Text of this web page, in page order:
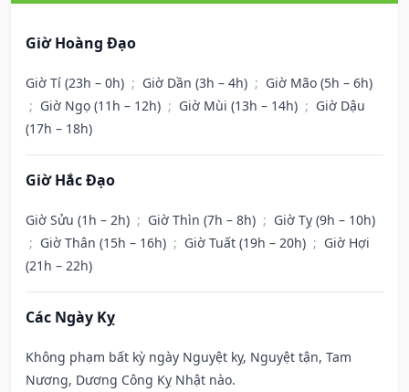
Giờ Hoàng Đạo
Giờ Tí (23h – 0h) ; Giờ Dần (3h – 4h) ; Giờ Mão (5h – 6h)
; Giờ Ngọ (11h – 12h) ; Giờ Mùi (13h – 14h) ; Giờ Dậu
(17h – 18h)
Giờ Hắc Đạo
Giờ Sửu (1h – 2h) ; Giờ Thìn (7h – 8h) ; Giờ Tỵ (9h – 10h)
; Giờ Thân (15h – 16h) ; Giờ Tuất (19h – 20h) ; Giờ Hợi
(21h – 22h)
Các Ngày Kỵ
Không phạm bất kỳ ngày Nguyệt kỵ, Nguyệt tận, Tam
Nương, Dương Công Kỵ Nhật nào.